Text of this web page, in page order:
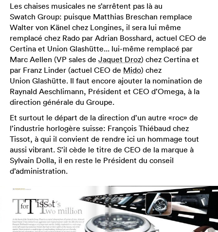
Les chaises musicales ne s’arrêtent pas là au
Swatch Group: puisque Matthias Breschan remplace
Walter von Känel chez Longines, il sera lui même
remplacé chez Rado par Adrian Bosshard, actuel CEO de
Certina et Union Glashütte... lui-même remplacé par
Marc Aellen (VP sales de Jaquet Droz) chez Certina et
par Franz Linder (actuel CEO de Mido) chez
Union Glashütte. Il faut encore ajouter la nomination de
Raynald Aeschlimann, Président et CEO d’Omega, à la
direction générale du Groupe.
Et surtout le départ de la direction d’un autre «roc» de
l’industrie horlogère suisse: François Thiébaud chez
Tissot, à qui il convient de rendre ici un hommage tout
aussi vibrant. S’il cède le titre de CEO de la marque à
Sylvain Dolla, il en reste le Président du conseil
d’administration.